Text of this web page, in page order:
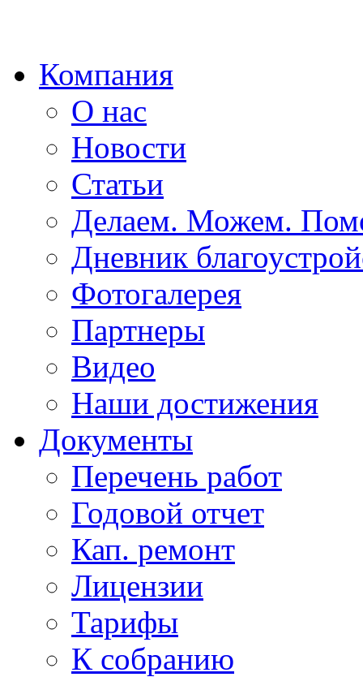
Компания
О нас
Новости
Статьи
Делаем. Можем.
Дневник
Фотогалерея
Партнеры
Видео
Наши достижения
Документы
Перечень работ
Годовой отчет
Кап. ремонт
Лицензии
Тарифы
К собранию